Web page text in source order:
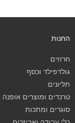
החנות
חרוזים
גולדפילד וכסף
תליונים
טרנדים ומוצרים אופנה
סוגרים ומתכות